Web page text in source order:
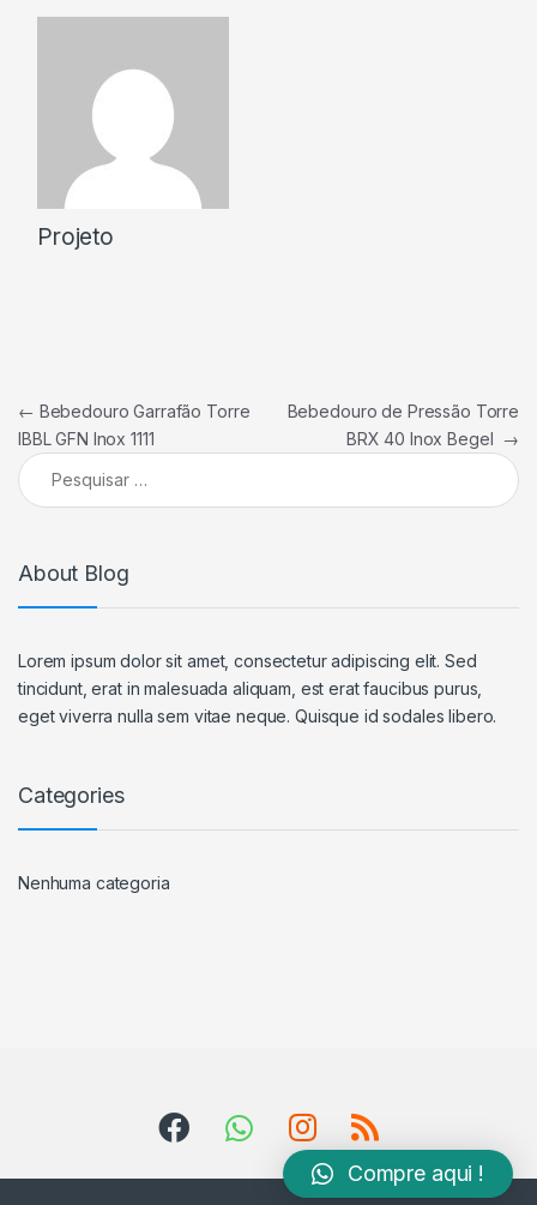
Projeto
Navegação de Post
← Bebedouro Garrafão Torre
IBBL GFN Inox 1111
Bebedouro de Pressão Torre
BRX 40 Inox Begel →
Pesquisar por:
About Blog
Lorem ipsum dolor sit amet, consectetur adipiscing elit. Sed
tincidunt, erat in malesuada aliquam, est erat faucibus purus,
eget viverra nulla sem vitae neque. Quisque id sodales libero.
Categories
Nenhuma categoria
Compre aqui !